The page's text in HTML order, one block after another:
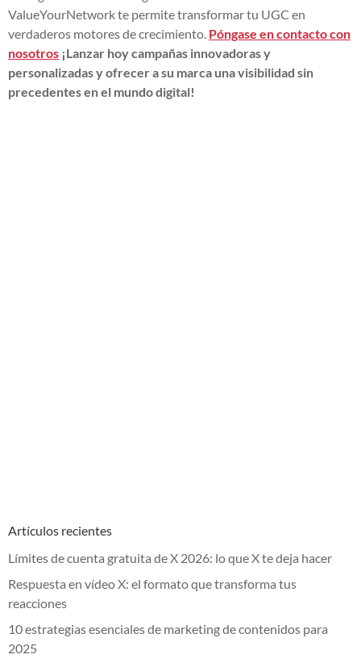
ValueYourNetwork te permite transformar tu UGC en
verdaderos motores de crecimiento. Póngase en contacto con
nosotros ¡Lanzar hoy campañas innovadoras y
personalizadas y ofrecer a su marca una visibilidad sin
precedentes en el mundo digital!
Artículos recientes
Límites de cuenta gratuita de X 2026: lo que X te deja hacer
Respuesta en vídeo X: el formato que transforma tus
reacciones
10 estrategias esenciales de marketing de contenidos para
2025